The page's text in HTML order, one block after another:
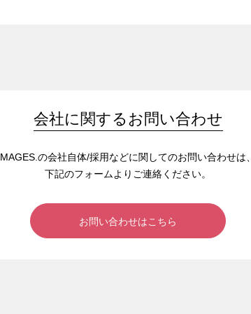
会社に関するお問い合わせ
MAGES.の会社自体/採用などに関してのお問い合わせは、
下記のフォームよりご連絡ください。
お問い合わせはこちら